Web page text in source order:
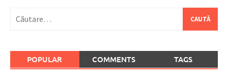
după:
POPULAR COMMENTS TAGS